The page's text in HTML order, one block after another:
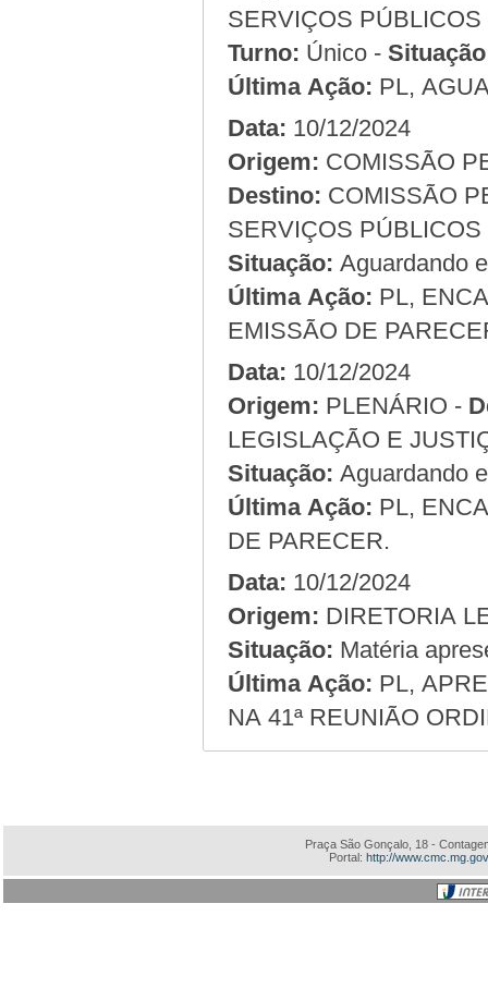
Turno: Único -
Última Ação: PL,
Data: 10/12/2024
Origem:
Destino:
SERVIÇOS
Situação: Aguardando
Última Ação: PL,
EMISSÃO DE
Data: 10/12/2024
Origem:
PLENÁRIO -
LEGISLAÇÃO E
Situação: Aguardando
Última Ação: PL,
DE PARECER.
Data: 10/12/2024
Origem:
Situação: Matéria
Última Ação: PL,
NA 41ª REUNIÃO
Praça São Gonçalo, 18 -
Portal: http://